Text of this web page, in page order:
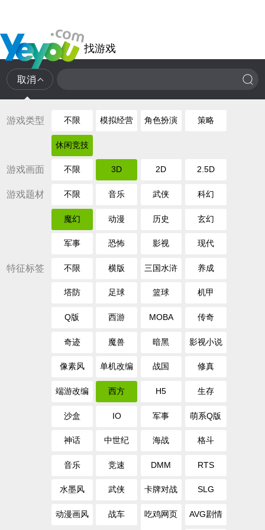
找游戏
取消
游戏类型 不限 模拟经营 角色扮演 策略
休闲竞技
游戏画面 不限 3D 2D 2.5D
游戏题材 不限 音乐 武侠 科幻
魔幻 动漫 历史 玄幻
军事 恐怖 影视 现代
特征标签 不限 横版 三国水浒 养成
塔防 足球 篮球 机甲
Q版 西游 MOBA 传奇
奇迹 魔兽 暗黑 影视小说
像素风 单机改编 战国 修真
端游改编 西方 H5 生存
沙盒 IO 军事 萌系Q版
神话 中世纪 海战 格斗
音乐 竞速 DMM RTS
水墨风 武侠 卡牌对战 SLG
动漫画风 战车 吃鸡网页 AVG剧情